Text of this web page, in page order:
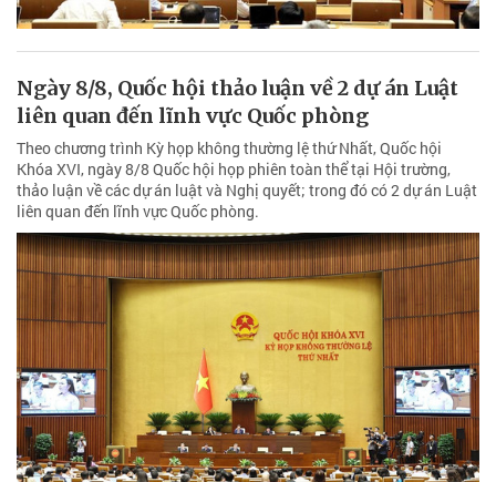
Ngày 8/8, Quốc hội thảo luận về 2 dự án Luật
liên quan đến lĩnh vực Quốc phòng
Theo chương trình Kỳ họp không thường lệ thứ Nhất, Quốc hội
Khóa XVI, ngày 8/8 Quốc hội họp phiên toàn thể tại Hội trường,
thảo luận về các dự án luật và Nghị quyết; trong đó có 2 dự án Luật
liên quan đến lĩnh vực Quốc phòng.